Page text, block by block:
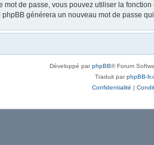
de passe, vous pouvez utiliser la
générera un nouveau mot de passe
Développé parphpBB® Forum
Traduit parphpBB-
Confidentialité |